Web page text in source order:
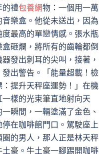
的禮包養網物：一個用一萬
樂盒。他從未送出，因為
最高的單戀情感。張水瓶
砸爛，將所有的齒輪都倒
發出刺耳的尖叫，接著，
出警告。「能量超載！檢
提升天秤座運勢！」在機
樣的光束筆直地射向天
瞬間，一輛塗滿了金色、
在咖啡館門口。駕駛座上
的男人，那人正是林天秤
豪。牛土豪一腳踢開咖啡